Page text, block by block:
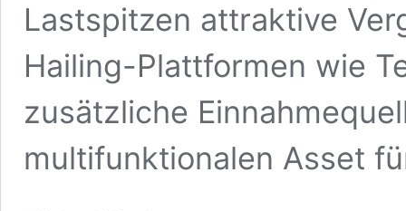
Lastspitzen attraktive
Hailing-Plattformen wie
zusätzliche
multifunktionalen Asset